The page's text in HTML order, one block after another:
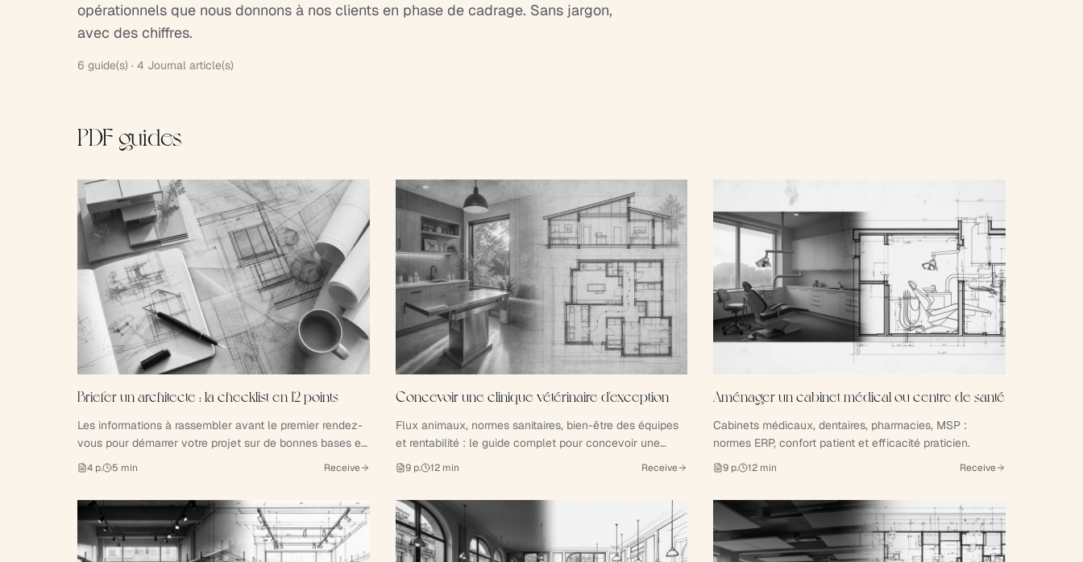
opérationnels que nous donnons à nos clients en phase de cadrage. Sans jargon,
avec des chiffres.
6 guide(s) · 4 Journal article(s)
PDF guides
Briefer un architecte : la checklist en 12 points
Les informations à rassembler avant le premier rendez-
vous pour démarrer votre projet sur de bonnes bases et
économiser plusieurs semaines d'allers-retours.
4 p. 5 min Receive
Concevoir une clinique vétérinaire d'exception
Flux animaux, normes sanitaires, bien-être des équipes
et rentabilité : le guide complet pour concevoir une
clinique vétérinaire performante, par les architectes
9 p. 12 min Receive
Aménager un cabinet médical ou centre de santé
Cabinets médicaux, dentaires, pharmacies, MSP :
normes ERP, confort patient et efficacité praticien.
9 p. 12 min Receive